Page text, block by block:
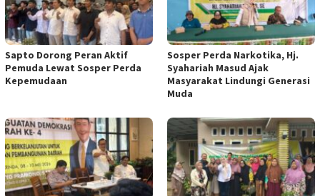
Sapto Dorong Peran Aktif
Pemuda Lewat Sosper Perda
Kepemudaan
Sosper Perda Narkotika, Hj.
Syahariah Masud Ajak
Masyarakat Lindungi Generasi
Muda